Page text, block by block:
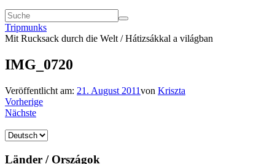
Tripmunks
Mit Rucksack durch die Welt / Hátizsákkal a világban
IMG_0720
Veröffentlicht am: 21. August 2011von Kriszta
Vorherige
Nächste
Sprache
Länder / Országok